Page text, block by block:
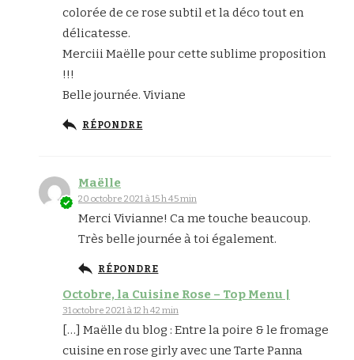
colorée de ce rose subtil et la déco tout en
délicatesse.
Merciii Maëlle pour cette sublime proposition
!!!
Belle journée. Viviane
RÉPONDRE
Maëlle
20 octobre 2021 à 15 h 45 min
Merci Vivianne! Ca me touche beaucoup.
Très belle journée à toi également.
RÉPONDRE
Octobre, la Cuisine Rose – Top Menu |
31 octobre 2021 à 12 h 42 min
[…] Maëlle du blog : Entre la poire & le fromage
cuisine en rose girly avec une Tarte Panna